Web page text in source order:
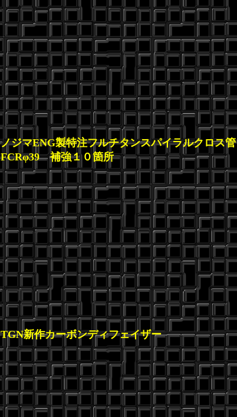
ノジマENG製特注フルチタンスパイラルクロ
FCRφ39 補強１０箇所
TGN新作カーボンディフェイザー